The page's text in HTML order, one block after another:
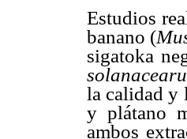
Estudios
banano (
sigatoka
la calidad y
y plátano
ambos